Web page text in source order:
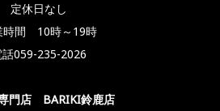
定休日なし
時間 10時～19時
話059-235-2026
門店 BARIKI鈴鹿店